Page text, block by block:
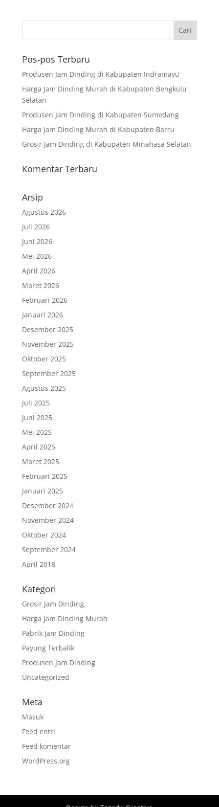
Pos-pos Terbaru
Produsen Jam Dinding di Kabupaten Indramayu
Harga Jam Dinding Murah di Kabupaten Bengkulu
Selatan
Produsen Jam Dinding di Kabupaten Sumedang
Harga Jam Dinding Murah di Kabupaten Barru
Grosir Jam Dinding di Kabupaten Minahasa Selatan
Komentar Terbaru
Arsip
Agustus 2026
Juli 2026
Juni 2026
Mei 2026
April 2026
Maret 2026
Februari 2026
Januari 2026
Desember 2025
November 2025
Oktober 2025
September 2025
Agustus 2025
Juli 2025
Juni 2025
Mei 2025
April 2025
Maret 2025
Februari 2025
Januari 2025
Desember 2024
November 2024
Oktober 2024
September 2024
April 2018
Kategori
Grosir Jam Dinding
Harga Jam Dinding Murah
Pabrik Jam Dinding
Payung Terbalik
Produsen Jam Dinding
Uncategorized
Meta
Masuk
Feed entri
Feed komentar
WordPress.org